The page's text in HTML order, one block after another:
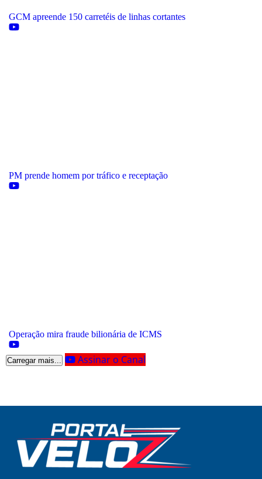
GCM apreende 150 carretéis de linhas cortantes
PM prende homem por tráfico e receptação
Operação mira fraude bilionária de ICMS
Carregar mais... Assinar o Canal